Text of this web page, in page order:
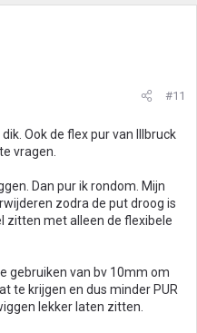
#11
Ook de flex pur van Illbruck
vragen.
Dan pur ik rondom. Mijn
zodra de put droog is
zitten met alleen de flexibele
gebruiken van bv 10mm om
te krijgen en dus minder PUR
lekker laten zitten.